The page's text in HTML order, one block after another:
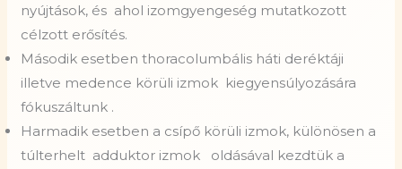
nyújtások, és ahol izomgyengeség mutatkozott
célzott erősítés.
Második esetben thoracolumbális háti deréktáji
illetve medence körüli izmok kiegyensúlyozására
fókuszáltunk .
Harmadik esetben a csípő körüli izmok, különösen a
túlterhelt adduktor izmok oldásával kezdtük a